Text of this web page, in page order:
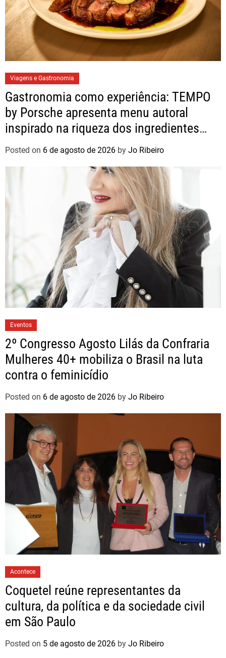
Viagens e Gastronomia
Gastronomia como experiência: TEMPO
by Porsche apresenta menu autoral
inspirado na riqueza dos ingredientes
brasileiros
Posted on 6 de agosto de 2026 by Jo Ribeiro
Eventos
2º Congresso Agosto Lilás da Confraria
Mulheres 40+ mobiliza o Brasil na luta
contra o feminicídio
Posted on 6 de agosto de 2026 by Jo Ribeiro
Acontece
Coquetel reúne representantes da
cultura, da política e da sociedade civil
em São Paulo
Posted on 5 de agosto de 2026 by Jo Ribeiro